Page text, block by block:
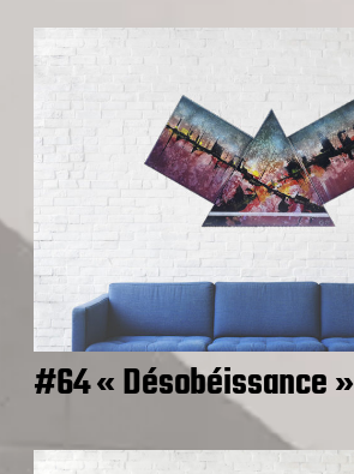
#64 « Désobéissance »